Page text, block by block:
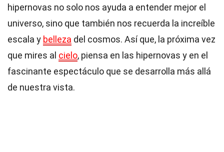
hipernovas no solo nos ayuda a entender mejor el
universo, sino que también nos recuerda la increíble
escala y belleza del cosmos. Así que, la próxima vez
que mires al cielo, piensa en las hipernovas y en el
fascinante espectáculo que se desarrolla más allá
de nuestra vista.